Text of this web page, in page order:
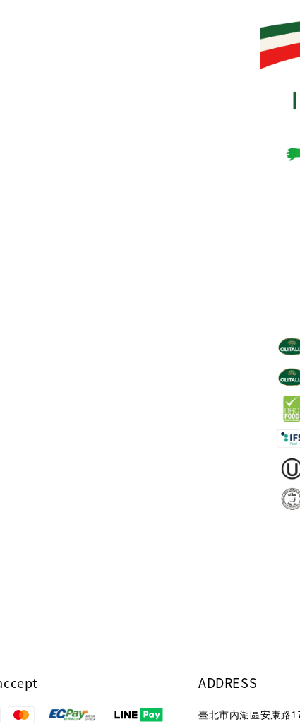
ADDRESS
臺北市內湖區安康路